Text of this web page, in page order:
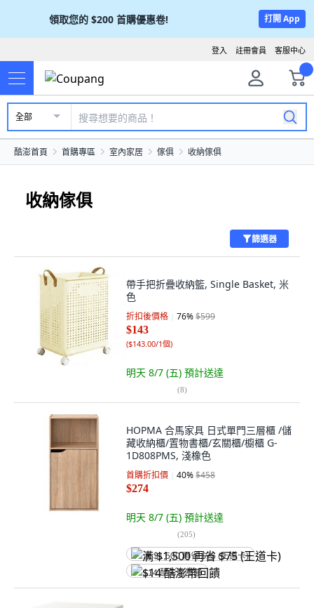
領取您的 $200 首購優惠卷! 打開 App
客服中心
註冊會員
登入
全部
酷澎首頁 首購專區 室內家居 傢俱 收納傢俱
收納傢俱
篩選器
帶手把折疊收納籃, Single Basket, 米
色
折扣後價格 76%$599
$143
($143.00/1個)
明天 8/7 (五) 預計送達
(8)
HOPMA 合馬家具 日式單門三層櫃 /儲
藏收納櫃/置物書櫃/玄關櫃/櫥櫃 G-
1D808PMS, 淺橡色
首購折扣價 40%$458
$274
明天 8/7 (五) 預計送達
(205)
满 $1,500 再省 $75 (王道卡)
$14 酷澎幣回饋